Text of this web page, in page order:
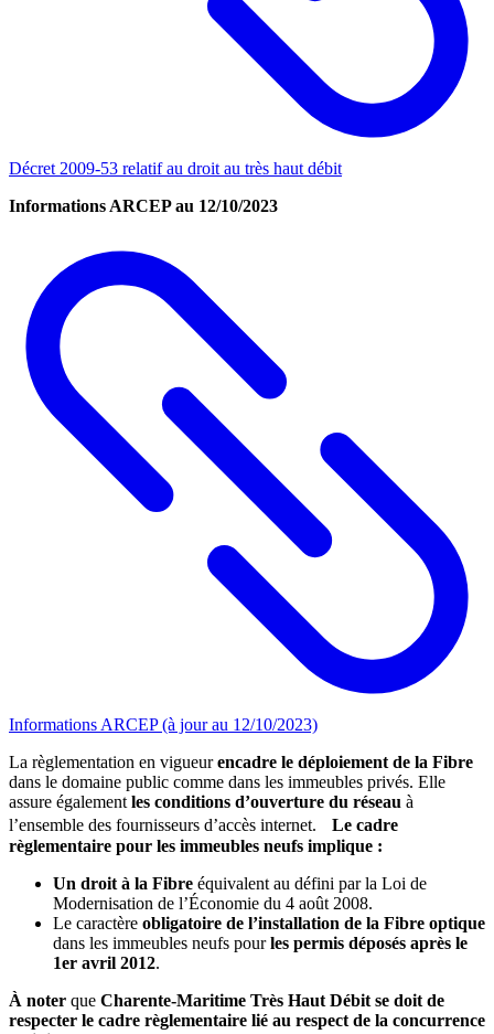
Décret 2009-53 relatif au droit au très haut débit
Informations ARCEP au 12/10/2023
Informations ARCEP (à jour au 12/10/2023)
La règlementation en vigueurencadre le déploiement de la Fibre
dans le domaine public comme dans les immeubles privés. Elle
assure égalementles conditions d’ouverture du réseau à
l’ensemble des fournisseurs d’accès internet. Le cadre
règlementaire pour les immeubles neufs implique :
Un droit à la Fibre équivalent au défini par la Loi de
Modernisation de l’Économie du 4 août 2008.
Le caractère obligatoire de l’installation de la Fibre optique
dans les immeubles neufs pourles permis déposés après le
1er avril 2012.
À noter que Charente-Maritime Très Haut Débit se doit de
respecter le cadre règlementaire lié au respect de la concurrence